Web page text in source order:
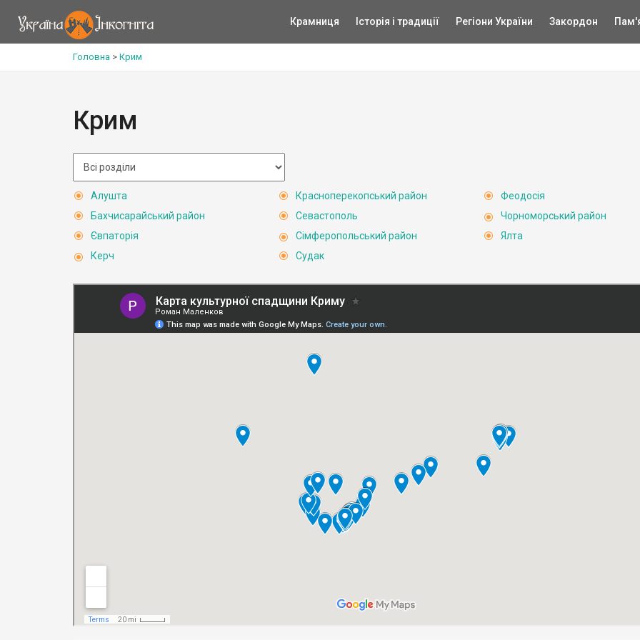
Крамниця Історія і традиції Регіони України Закордон
Головна > Крим
Крим
Алушта
Бахчисарайський район
Євпаторія
Керч
Красноперекопський район
Севастополь
Сімферопольський район
Судак
Феодосія
Чорноморський район
Ялта